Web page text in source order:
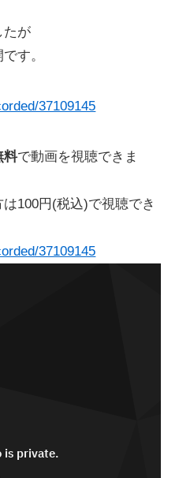
たが
す。
37109145
料で動画を視聴できま
100円(税込)で視聴でき
37109145